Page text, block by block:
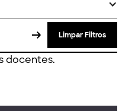
Limpar Filtros
docentes.